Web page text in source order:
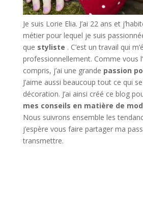
Je suis Lorie Elia. J’ai 22 ans et
métier pour lequel je suis
que styliste . C’est un travail qui
professionnellement. Comme vous
compris, j’ai une grande passion
J’aime aussi beaucoup tout ce qui
décoration. J’ai ainsi créé ce blog
mes conseils en matière de
Nous suivrons ensemble les
j’espère vous faire partager ma
transmettre.